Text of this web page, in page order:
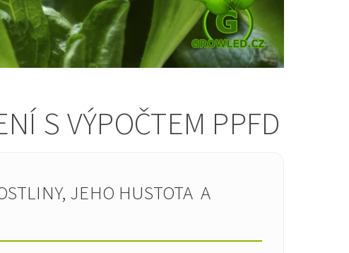
S VÝPOČTEM PPFD
JEHO HUSTOTA A